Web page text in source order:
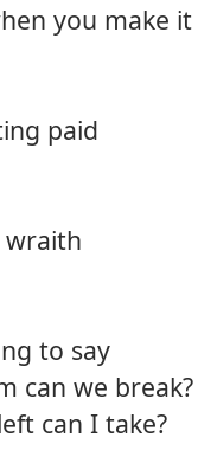
you make it
paid
wraith
to say
can we break?
can I take?